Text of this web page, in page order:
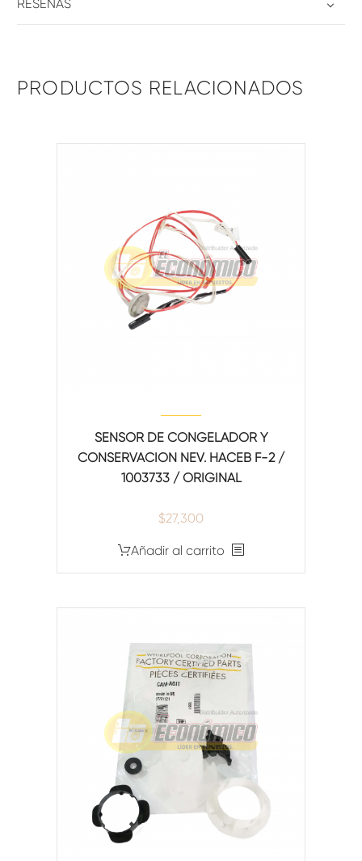
RESEÑAS
PRODUCTOS RELACIONADOS
SENSOR DE CONGELADOR Y
CONSERVACION NEV. HACEB F-2 /
1003733 / ORIGINAL
$27,300
Añadir al carrito